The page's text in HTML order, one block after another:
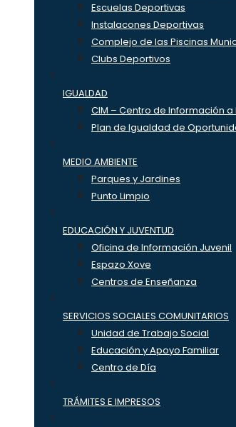
Escuelas Deportivas
Instalacones Deportivas
Complejo de las Piscinas
Clubs Deportivos
IGUALDAD
CIM – Centro de Información a
Plan de Igualdad de
MEDIO AMBIENTE
Parques y Jardines
Punto Limpio
EDUCACIÓN Y JUVENTUD
Oficina de Información Juvenil
Espazo Xove
Centros de Enseñanza
SERVICIOS SOCIALES COMUNITARIOS
Unidad de Trabajo Social
Educación y Apoyo Familiar
Centro de Día
TRÁMITES E IMPRESOS